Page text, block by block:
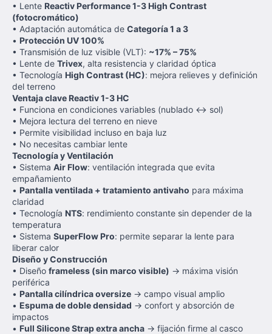
• Lente Reactiv Performance 1-3 High Contrast
(fotocromático)
• Adaptación automática de Categoría 1 a 3
• Protección UV 100%
• Transmisión de luz visible (VLT): ~17% – 75%
• Lente de Trivex, alta resistencia y claridad óptica
• Tecnología High Contrast (HC): mejora relieves y definición
del terreno
Ventaja clave Reactiv 1-3 HC
• Funciona en condiciones variables (nublado ↔ sol)
• Mejora lectura del terreno en nieve
• Permite visibilidad incluso en baja luz
• No necesitas cambiar lente
Tecnología y Ventilación
• Sistema Air Flow: ventilación integrada que evita
empañamiento
• Pantalla ventilada + tratamiento antivaho para máxima
claridad
• Tecnología NTS: rendimiento constante sin depender de la
temperatura
• Sistema SuperFlow Pro: permite separar la lente para
liberar calor
Diseño y Construcción
• Diseño frameless (sin marco visible) → máxima visión
periférica
• Pantalla cilíndrica oversize → campo visual amplio
• Espuma de doble densidad → confort y absorción de
impactos
• Full Silicone Strap extra ancha → fijación firme al casco